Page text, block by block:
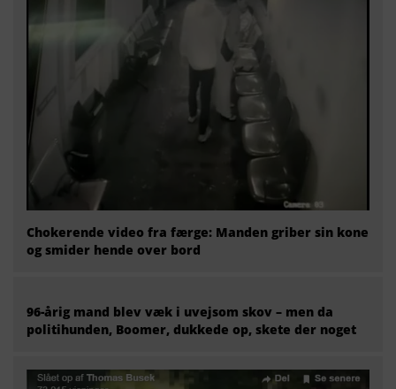
Chokerende video fra færge: Manden griber sin kone
og smider hende over bord
96-årig mand blev væk i uvejsom skov – men da
politihunden, Boomer, dukkede op, skete der noget